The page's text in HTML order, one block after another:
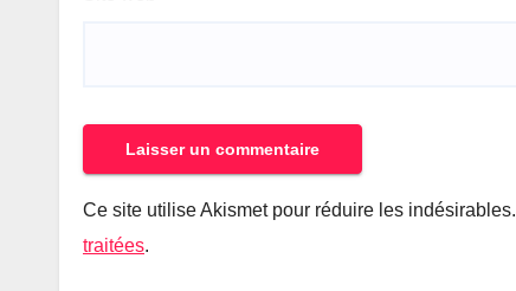
Ce site utilise Akismet pour réduire les indésirables.
traitées.